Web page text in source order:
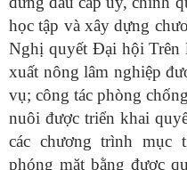
học tập và xây dựng
Nghị quyết Đại hội Trên
xuất nông lâm nghiệp
vụ; công tác phòng
nuôi được triển khai
các chương trình mục
phóng mặt bằng được